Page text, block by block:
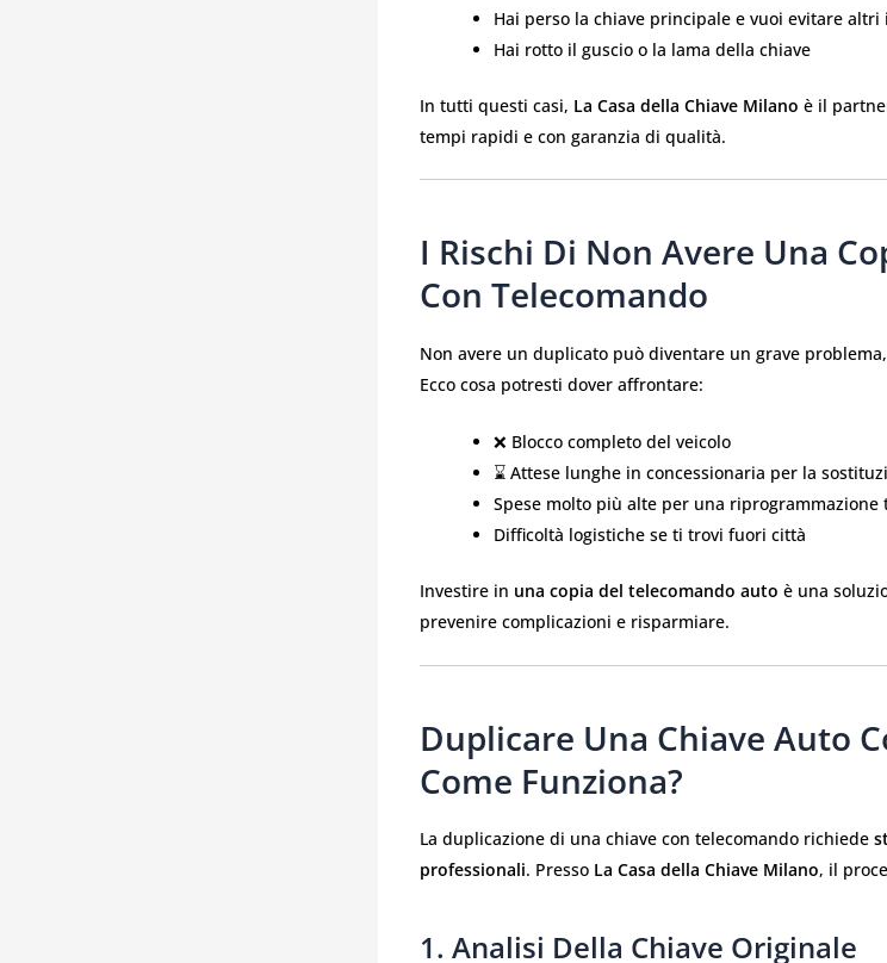
Hai perso la chiave principale e vuoi evitare altri
Hai rotto il guscio o la lama della chiave
In tutti questi casi, La Casa della Chiave Milano è il
tempi rapidi e con garanzia di qualità.
I Rischi Di Non Avere Una
Con Telecomando
Non avere un duplicato può diventare un grave
Ecco cosa potresti dover affrontare:
❌ Blocco completo del veicolo
⌛ Attese lunghe in concessionaria per la
Spese molto più alte per una riprogrammazione
Difficoltà logistiche se ti trovi fuori città
Investire in una copia del telecomando auto è una
prevenire complicazioni e risparmiare.
Duplicare Una Chiave Auto
Come Funziona?
La duplicazione di una chiave con telecomando richiede
professionali. Presso La Casa della Chiave Milano, il
1. Analisi Della Chiave Originale